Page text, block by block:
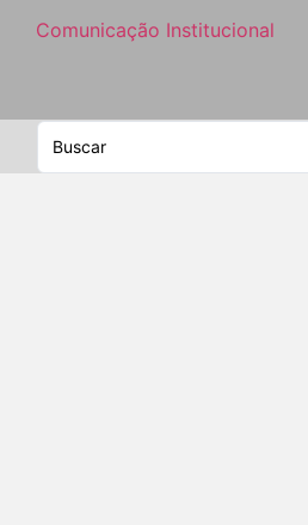
Comunicação Institucional